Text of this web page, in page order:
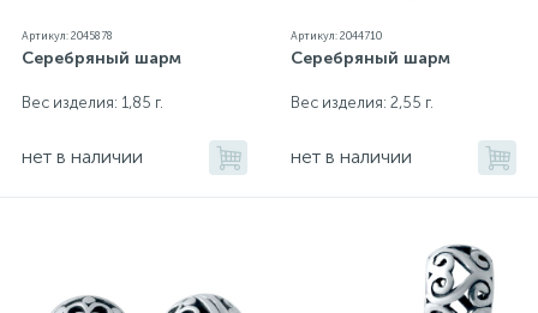
Артикул: 2045878
Серебряный шарм
Вес изделия: 1,85 г.
нет в наличии
Артикул: 2044710
Серебряный шарм
Вес изделия: 2,55 г.
нет в наличии